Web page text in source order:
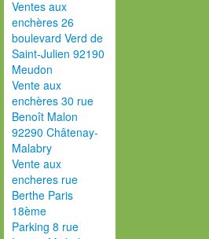
Ventes aux
enchères 26
boulevard Verd de
Saint-Julien 92190
Meudon
Vente aux
enchères 30 rue
Benoît Malon
92290 Châtenay-
Malabry
Vente aux
encheres rue
Berthe Paris
18ème
Parking 8 rue